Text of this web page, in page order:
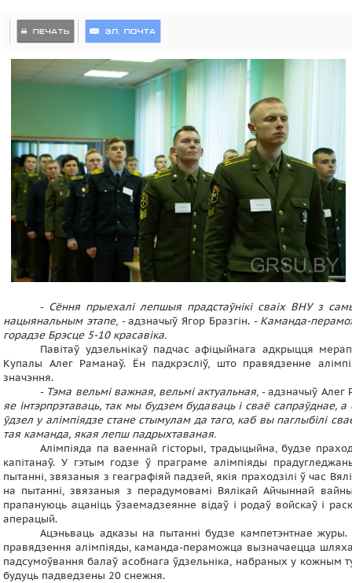
- Сёння прыехалі лепшыя прадстаўнікі сваіх ВНУ з
нацыянальным этапе, - адзначыў Ягор Бразгін. - Каманда-
горадзе Брэсце 5-10 красавіка.
Павітаў удзельнікаў падчас афіцыйнага адкрыцця
Купалы Алег Раманаў. Ён падкрэсліў, што правядзенне
значэння.
- Тэма вельмі важная, вельмі актуальная, - адзначыў Алег
яе інтэрпрэтаваць, так мы будзем будаваць і сваё
ўдзел у алімпіядзе стане стымулам да таго, каб вы
тая каманда, якая лепш падрыхтаваная.
Алімпіяда па ваеннай гісторыі, традыцыйна, будзе
капітанаў. У гэтым годзе ў праграме алімпіяды
пытанні, звязаныя з геаграфіяй падзей, якія праходзілі ў час
на пытанні, звязаныя з перадумовамі Вялікай Айчыннай
прапануюць ацаніць ўзаемадзеянне відаў і родаў войскаў і
аперацый.
Ацэньваць адказы на пытанні будзе кампетэнтнае
правядзення алімпіяды, каманда-пераможца вызначаецца
падсумоўвання балаў асобнага ўдзельніка, набраных у кожным
будуць падведзены 20 снежня.